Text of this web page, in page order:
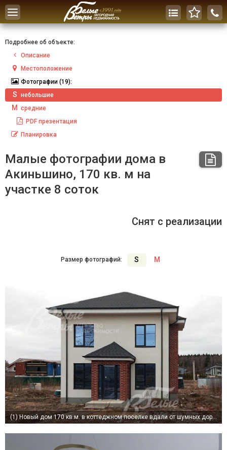
Toggle
navigation
Подробнее об объекте:
Описание
Местоположение
Фотографии (19):
S небольшие
M средние
PDF презентация
Планировка
Малые фотографии дома в
Акиньшино, 170 кв. м на
участке 8 соток
Снят с реализации
Размер фотографий: S M
(1)Новый дом 170 кв.м. в коттеджном поселке вдали от шумных дорог, в пешей доступности - лес и река